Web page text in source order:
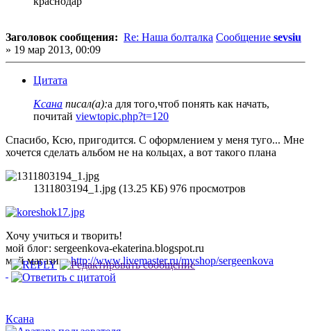
Заголовок сообщения: Re: Наша болталка Сообщение sevsiu
» 19 мар 2013, 00:09
Цитата
Ксана писал(а):а для того,чтоб понять как начать,
почитай viewtopic.php?t=120
Спасибо, Ксю, пригодится. С оформлением у меня туго... Мне
хочется сделать альбом не на кольцах, а вот такого плана
1311803194_1.jpg (13.25 КБ) 976 просмотров
Хочу учиться и творить!
мой блог: sergeenkova-ekaterina.blogspot.ru
мой магазин:http://www.livemaster.ru/myshop/sergeenkova
Ксана